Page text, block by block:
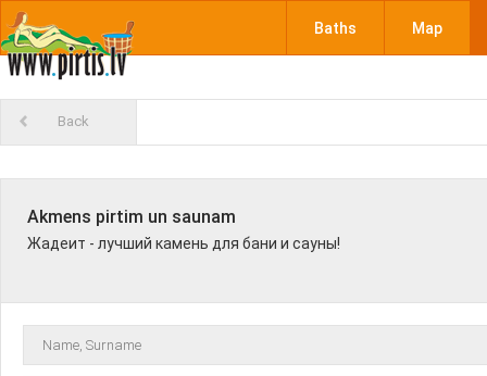
Baths Map
Back
Akmens pirtim un saunam
Жадеит - лучший камень для бани и сауны!